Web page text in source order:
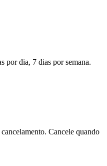
por dia, 7 dias por semana.
Cancele quando